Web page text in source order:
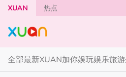
Skip to main content
XUAN 热点
全部最新XUAN加你娱玩娱乐旅游